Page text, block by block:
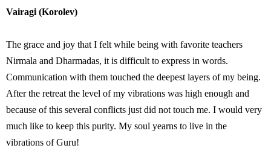
Vairagi (Korolev)
The grace and joy that I felt while being with favorite teachers
Nirmala and Dharmadas, it is difficult to express in words.
Communication with them touched the deepest layers of my being.
After the retreat the level of my vibrations was high enough and
because of this several conflicts just did not touch me. I would very
much like to keep this purity. My soul yearns to live in the
vibrations of Guru!